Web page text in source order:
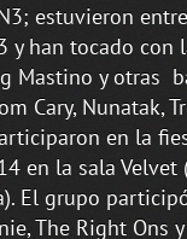
estuvieron
y han tocado con
Mastino y otras
Cary, Nunatak,
en la
en la sala Velvet
El grupo
The Right Ons